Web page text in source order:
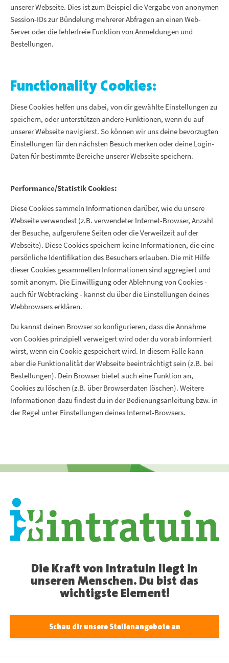
unserer Webseite. Dies ist zum Beispiel die Vergabe von anonymen
Session-IDs zur Bündelung mehrerer Abfragen an einen Web-
Server oder die fehlerfreie Funktion von Anmeldungen und
Bestellungen.
Functionality Cookies:
Diese Cookies helfen uns dabei, von dir gewählte Einstellungen zu
speichern, oder unterstützen andere Funktionen, wenn du auf
unserer Webseite navigierst. So können wir uns deine bevorzugten
Einstellungen für den nächsten Besuch merken oder deine Login-
Daten für bestimmte Bereiche unserer Webseite speichern.
Performance/Statistik Cookies:
Diese Cookies sammeln Informationen darüber, wie du unsere
Webseite verwendest (z.B. verwendeter Internet-Browser, Anzahl
der Besuche, aufgerufene Seiten oder die Verweilzeit auf der
Webseite). Diese Cookies speichern keine Informationen, die eine
persönliche Identifikation des Besuchers erlauben. Die mit Hilfe
dieser Cookies gesammelten Informationen sind aggregiert und
somit anonym. Die Einwilligung oder Ablehnung von Cookies -
auch für Webtracking - kannst du über die Einstellungen deines
Webbrowsers erklären.
Du kannst deinen Browser so konfigurieren, dass die Annahme
von Cookies prinzipiell verweigert wird oder du vorab informiert
wirst, wenn ein Cookie gespeichert wird. In diesem Falle kann
aber die Funktionalität der Webseite beeinträchtigt sein (z.B. bei
Bestellungen). Dein Browser bietet auch eine Funktion an,
Cookies zu löschen (z.B. über Browserdaten löschen). Weitere
Informationen dazu findest du in der Bedienungsanleitung bzw. in
der Regel unter Einstellungen deines Internet-Browsers.
Die Kraft von Intratuin liegt in
unseren Menschen. Du bist das
wichtigste Element!
Schau dir unsere Stellenangebote an